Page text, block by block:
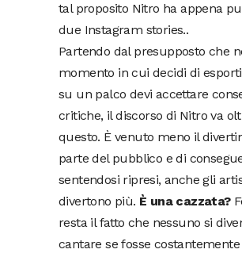
tal proposito Nitro ha appena
due Instagram stories..
Partendo dal presupposto che
momento in cui decidi di
su un palco devi accettare
critiche, il discorso di Nitro va
questo. È venuto meno il
parte del pubblico e di
sentendosi ripresi, anche gli
divertono più. È una cazzata?
resta il fatto che nessuno si
cantare se fosse